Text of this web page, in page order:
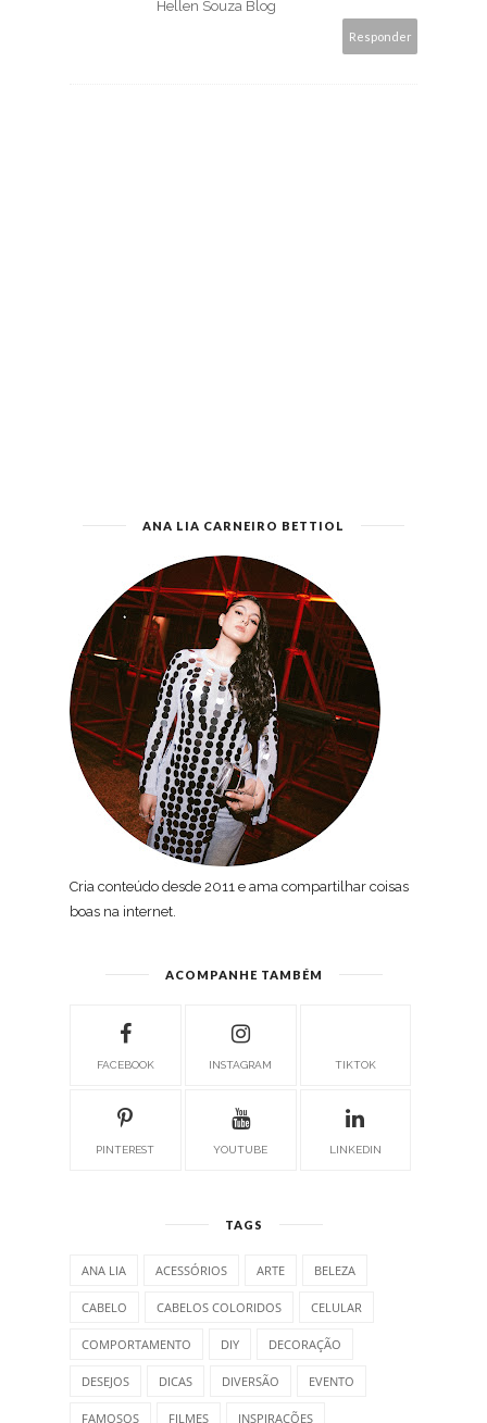
Hellen Souza Blog
Responder
ANA LIA CARNEIRO BETTIOL
Cria conteúdo desde 2011 e ama compartilhar coisas
boas na internet.
ACOMPANHE TAMBÉM
FACEBOOK INSTAGRAM TIKTOK
PINTEREST YOUTUBE LINKEDIN
TAGS
ANA LIA ACESSÓRIOS ARTE BELEZA
CABELO CABELOS COLORIDOS CELULAR
COMPORTAMENTO DIY DECORAÇÃO
DESEJOS DICAS DIVERSÃO EVENTO
FAMOSOS FILMES INSPIRAÇÕES